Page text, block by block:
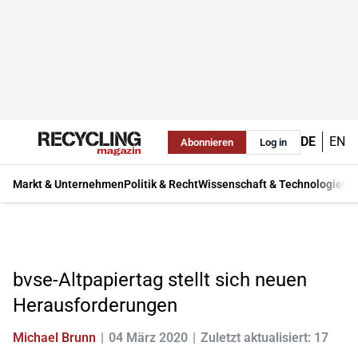
Abonnieren Log in DE EN
Markt & UnternehmenPolitik & RechtWissenschaft & Technologie
bvse-Altpapiertag stellt sich neuen
Herausforderungen
Michael Brunn 04 März 2020
Zuletzt aktualisiert: 17